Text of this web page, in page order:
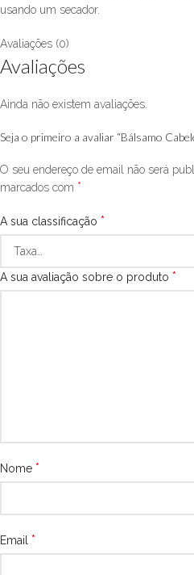
usando um secador.
Avaliações (0)
Avaliações
Ainda não existem avaliações.
Seja o primeiro a avaliar “Bálsamo
O seu endereço de email não será
marcados com *
A sua classificação *
A sua avaliação sobre o produto *
Nome *
Email *